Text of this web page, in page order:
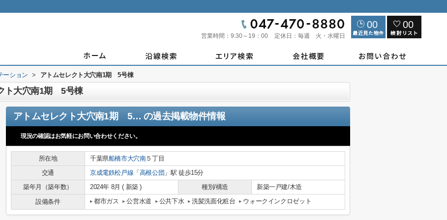
営業時間： 9:30～19：00 定休日： 毎週 火・水曜日
00 00
ーション > アトムセレクト大穴南1期 5号棟
ト大穴南1期 5号棟
アトムセレクト大穴南1期 5号棟 の過去掲載物件情報
現況の確認はお気軽にお問い合わせください。
所在地 千葉県船橋市大穴南５丁目
交通
京成電鉄松戸線 「 高根公団 」駅 徒歩15分
築年月（築年数）
2024年 8月 ( 新築 ) 種別/構造
新築一戸建/木造
設備条件
都市ガス 公営水道 公共下水 洗髪洗面化粧台 ウォークインクロゼット